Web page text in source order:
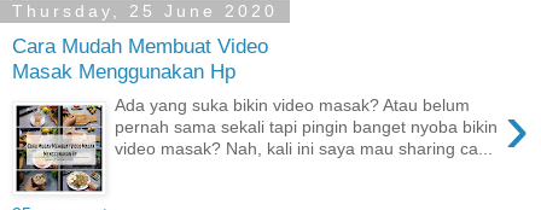
Thursday, 25 June 2020
Cara Mudah Membuat Video
Masak Menggunakan Hp
›
Ada yang suka bikin video masak? Atau belum
pernah sama sekali tapi pingin banget nyoba bikin
video masak? Nah, kali ini saya mau sharing ca...